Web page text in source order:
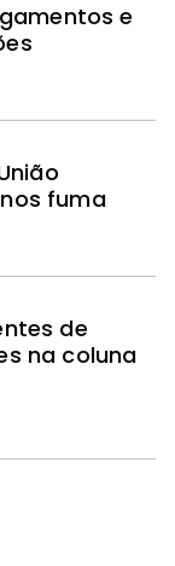
e
fuma
de
na coluna